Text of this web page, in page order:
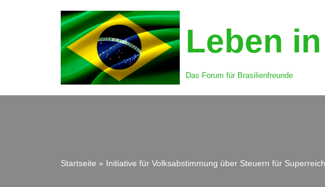
Leben
Das Forum für Brasilienfreunde
Startseite » Initiative für Volksabstimmung über Steuern für